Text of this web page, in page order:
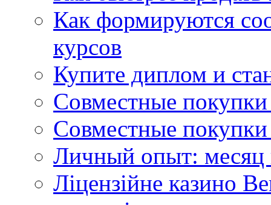
Как формируются
курсов
Купите диплом и
Совместные
Совместные покупки
Личный опыт: месяц
Ліцензійне казино